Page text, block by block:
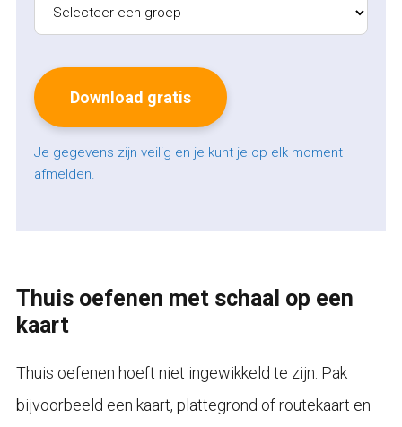
Je gegevens zijn veilig en je kunt je op elk moment
afmelden.
Thuis oefenen met schaal op een
kaart
Thuis oefenen hoeft niet ingewikkeld te zijn. Pak
bijvoorbeeld een kaart, plattegrond of routekaart en